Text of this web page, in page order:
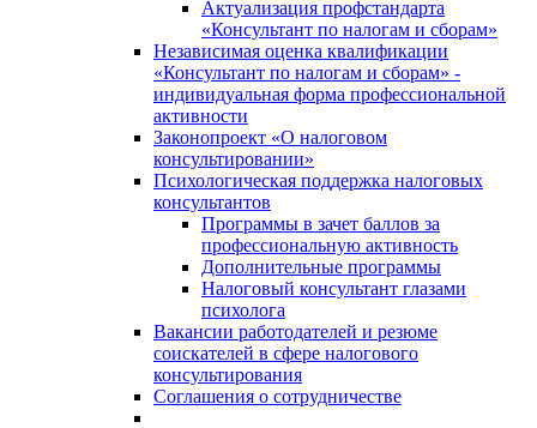
Актуализация профстандарта
«Консультант по налогам и сборам»
Независимая оценка квалификации
«Консультант по налогам и сборам» -
индивидуальная форма профессиональной
активности
Законопроект «О налоговом
консультировании»
Психологическая поддержка налоговых
консультантов
Программы в зачет баллов за
профессиональную активность
Дополнительные программы
Налоговый консультант глазами
психолога
Вакансии работодателей и резюме
соискателей в сфере налогового
консультирования
Соглашения о сотрудничестве